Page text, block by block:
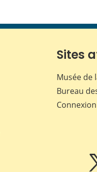
Sites
Musée de
Bureau